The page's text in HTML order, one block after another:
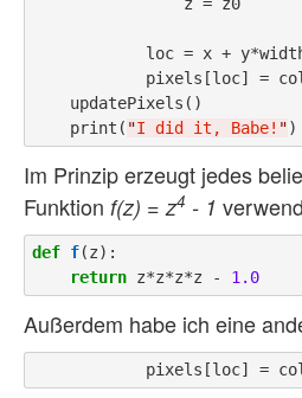
pixels[loc]
    print(
"I did it, Babe! "
Im Prinzip erzeugt jedes
Funktion f(z) = z4 - 1
def f(z):
return z*z*z*z - 1.0
Außerdem habe ich eine
pixels[loc]